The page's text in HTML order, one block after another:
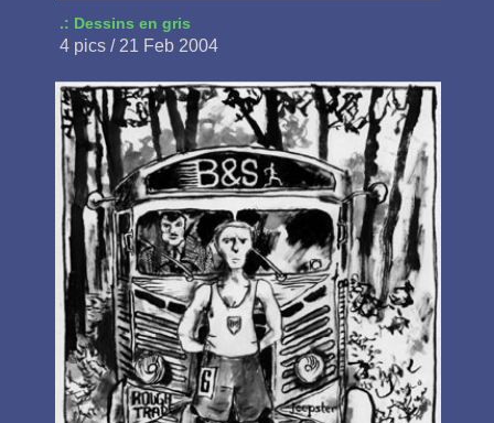
.: Dessins en gris
4 pics / 21 Feb 2004